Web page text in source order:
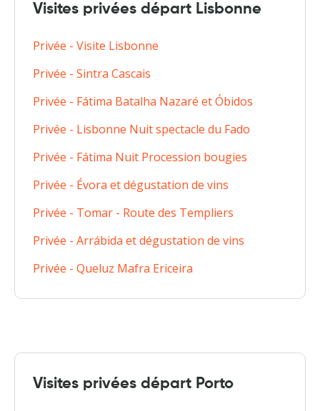
Visites privées départ Lisbonne
Privée - Visite Lisbonne
Privée - Sintra Cascais
Privée - Fátima Batalha Nazaré et Óbidos
Privée - Lisbonne Nuit spectacle du Fado
Privée - Fátima Nuit Procession bougies
Privée - Évora et dégustation de vins
Privée - Tomar - Route des Templiers
Privée - Arrábida et dégustation de vins
Privée - Queluz Mafra Ericeira
Visites privées départ Porto